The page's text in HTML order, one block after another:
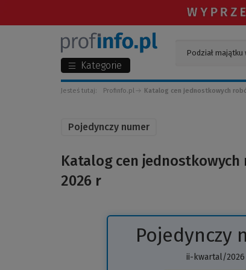
Kategorie
Jesteś tutaj: Profinfo.pl Katalog cen jednostkowych
Pojedynczy numer
Katalog cen jednostkowych
2026 r
Pojedynczy
ii-kwartal/2026